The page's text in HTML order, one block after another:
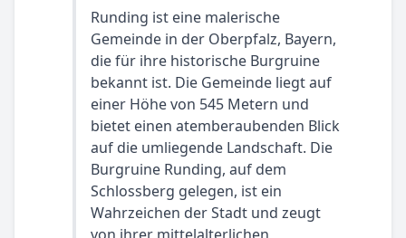
Runding ist eine malerische
Gemeinde in der Oberpfalz, Bayern,
die für ihre historische Burgruine
bekannt ist. Die Gemeinde liegt auf
einer Höhe von 545 Metern und
bietet einen atemberaubenden Blick
auf die umliegende Landschaft. Die
Burgruine Runding, auf dem
Schlossberg gelegen, ist ein
Wahrzeichen der Stadt und zeugt